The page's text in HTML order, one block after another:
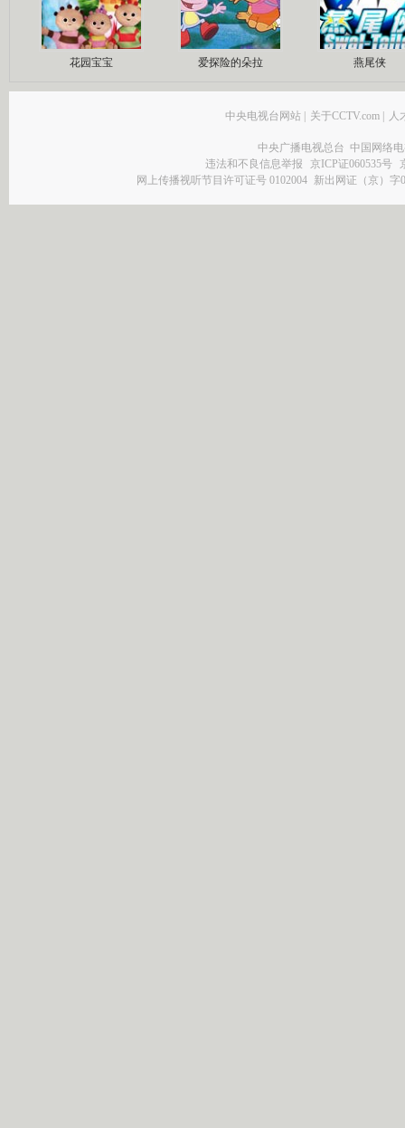
花园宝宝 爱探险的朵拉 燕尾侠
中央电视台网站 | 关于CCTV.com | 人
中央广播电视总台 中国网络
违法和不良信息举报
京ICP证060535号
网上传播视听节目许可证号 0102004 新出网证（京）